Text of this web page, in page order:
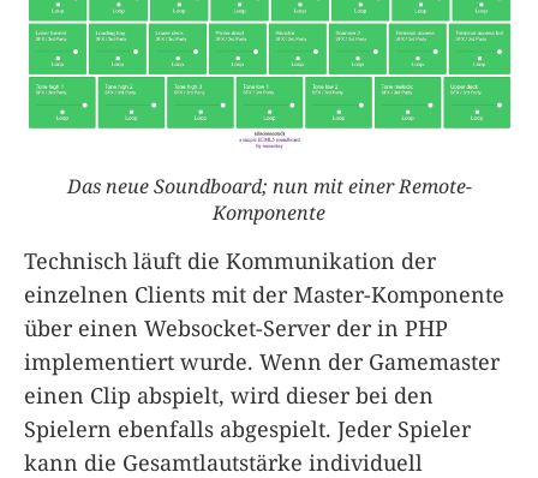
Das neue Soundboard; nun mit einer Remote-
Komponente
Technisch läuft die Kommunikation der
einzelnen Clients mit der Master-Komponente
über einen Websocket-Server der in PHP
implementiert wurde. Wenn der Gamemaster
einen Clip abspielt, wird dieser bei den
Spielern ebenfalls abgespielt. Jeder Spieler
kann die Gesamtlautstärke individuell